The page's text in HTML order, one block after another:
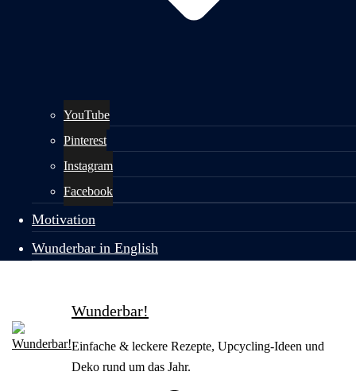
YouTube
Pinterest
Instagram
Facebook
Motivation
Wunderbar in English
Wunderbar!
Einfache & leckere Rezepte, Upcycling-Ideen und
Deko rund um das Jahr.